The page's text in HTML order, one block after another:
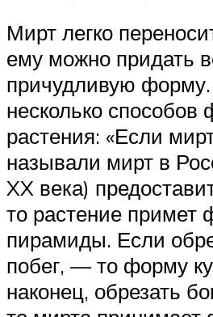
Мирт легко
ему можно придать
причудливую
несколько
растения: «Если
называли мирт в
XX века)
то растение примет
пирамиды. Если
побег, — то форму
наконец, обрезать